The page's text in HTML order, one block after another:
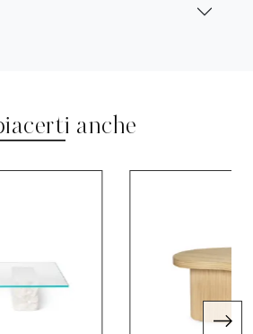
anche